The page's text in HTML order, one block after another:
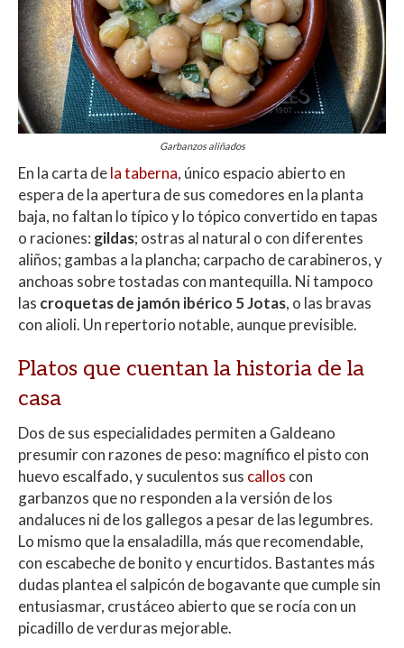
Garbanzos aliñados
En la carta dela taberna, único espacio abierto en
espera de la apertura de sus comedores en la planta
baja, no faltan lo típico y lo tópico convertido en tapas
o raciones: gildas; ostras al natural o con diferentes
aliños; gambas a la plancha; carpacho de carabineros, y
anchoas sobre tostadas con mantequilla. Ni tampoco
las croquetas de jamón ibérico 5 Jotas, o las bravas
con alioli. Un repertorio notable, aunque previsible.
Platos que cuentan la historia de la
casa
Dos de sus especialidades permiten a Galdeano
presumir con razones de peso: magnífico el pisto con
huevo escalfado, y suculentos sus callos con
garbanzos que no responden a la versión de los
andaluces ni de los gallegos a pesar de las legumbres.
Lo mismo que la ensaladilla, más que recomendable,
con escabeche de bonito y encurtidos. Bastantes más
dudas plantea el salpicón de bogavante que cumple sin
entusiasmar, crustáceo abierto que se rocía con un
picadillo de verduras mejorable.